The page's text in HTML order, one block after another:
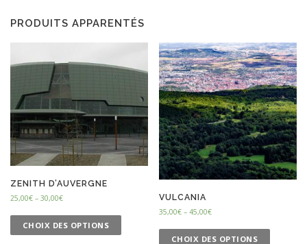
PRODUITS APPARENTÉS
ZENITH D’AUVERGNE
25,00€ – 30,00€
CHOIX DES OPTIONS
VULCANIA
35,00€ –45,00€
CHOIX DES OPTIONS